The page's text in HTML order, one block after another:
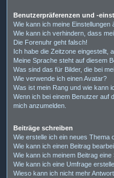
Benutzerpräferenzen und -
Wie kann ich meine Einstellungen
Wie kann ich verhindern, dass
Die Forenuhr geht falsch!
Ich habe die Zeitzone eingestellt,
Meine Sprache steht auf diesem
Was sind das für Bilder, die bei
Wie verwende ich einen Avatar?
Was ist mein Rang und wie kann
Wenn ich bei einem Benutzer auf
mich anzumelden.
Beiträge schreiben
Wie erstelle ich ein neues Thema
Wie kann ich einen Beitrag
Wie kann ich meinem Beitrag eine
Wie kann ich eine Umfrage
Wieso kann ich nicht mehr